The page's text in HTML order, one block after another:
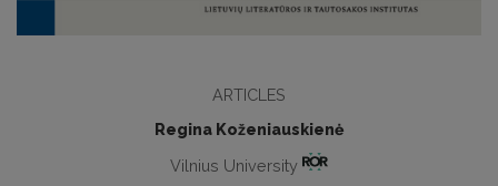
ARTICLES
Regina Koženiauskienė
Vilnius University